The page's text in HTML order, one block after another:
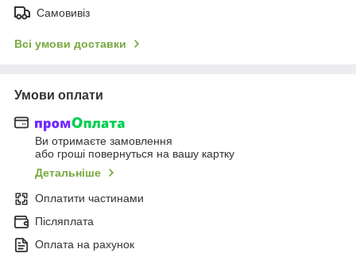
Самовивіз
Всі умови доставки
Умови оплати
Ви отримаєте замовлення
або гроші повернуться на вашу картку
Детальніше
Оплатити частинами
Післяплата
Оплата на рахунок